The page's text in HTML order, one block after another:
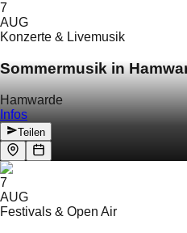
7
AUG
Konzerte & Livemusik
Sommermusik in
Hamwarde
Infos
Teilen
7
AUG
Festivals & Open Air